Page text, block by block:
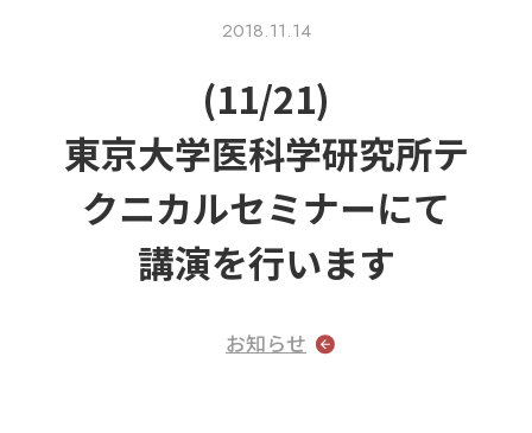
2018.11.14
(11/21)
東京大学医科学研究所テ
クニカルセミナーにて
講演を行います
お知らせ